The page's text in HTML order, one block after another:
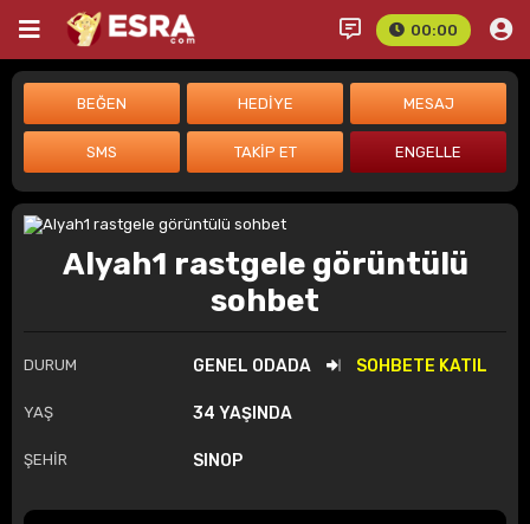
00:00
Alyah1 rastgele görüntülü
sohbet
DURUM GENEL ODADA SOHBETE KATIL
YAŞ 34 YAŞINDA
ŞEHİR SINOP